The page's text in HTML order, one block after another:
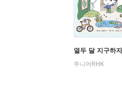
열두 달 지구하자
주니어RHK